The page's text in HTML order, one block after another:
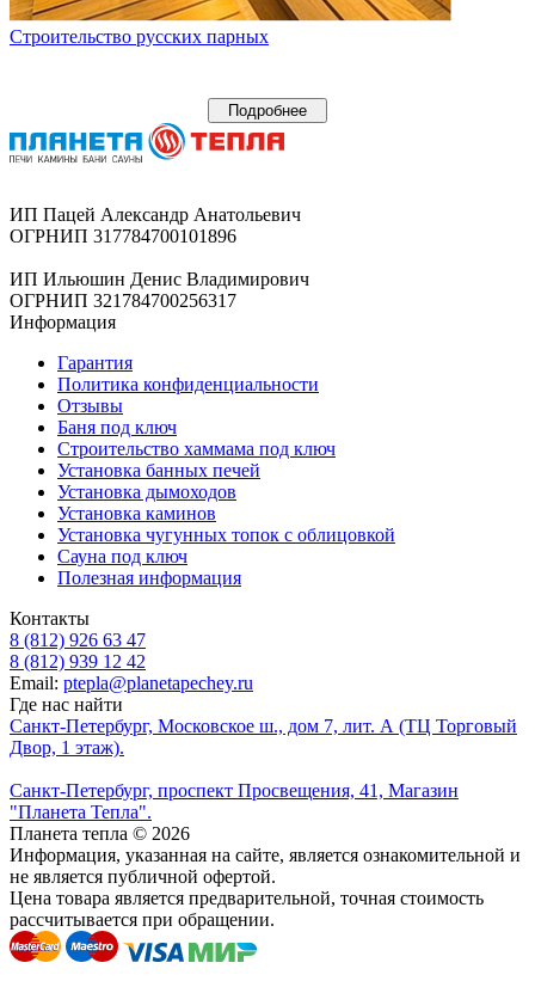
Строительство русских парных
Подробнее
ИП Пацей Александр Анатольевич
ОГРНИП 317784700101896
ИП Ильюшин Денис Владимирович
ОГРНИП 321784700256317
Информация
Гарантия
Политика конфиденциальности
Отзывы
Баня под ключ
Строительство хаммама под ключ
Установка банных печей
Установка дымоходов
Установка каминов
Установка чугунных топок с облицовкой
Сауна под ключ
Полезная информация
Контакты
8 (812) 926 63 47
8 (812) 939 12 42
Email: ptepla@planetapechey.ru
Где нас найти
Санкт-Петербург, Московское ш., дом 7, лит. А (ТЦ Торговый
Двор, 1 этаж).
Санкт-Петербург, проспект Просвещения, 41, Магазин
"Планета Тепла".
Планета тепла © 2026
Информация, указанная на сайте, является ознакомительной и
не является публичной офертой.
Цена товара является предварительной, точная стоимость
рассчитывается при обращении.